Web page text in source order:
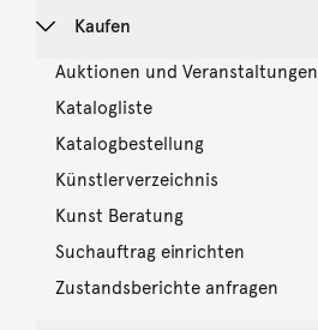
Kaufen
Auktionen und Veranstaltungen
Katalogliste
Katalogbestellung
Künstlerverzeichnis
Kunst Beratung
Suchauftrag einrichten
Zustandsberichte anfragen